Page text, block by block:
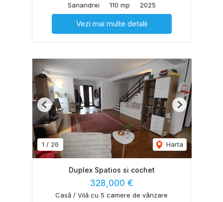
Sanandrei
110 mp 2025
Vezi mai multe detalii
1 / 26 Harta
Previous Next
Duplex Spatios si cochet
328,000 €
Casă / Vilă cu 5 camere de vânzare